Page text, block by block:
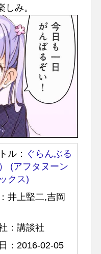
み。
ル： ぐらんぶる
） (アフタヌーン
クス)
井上堅二,吉岡
：講談社
：2016-02-05